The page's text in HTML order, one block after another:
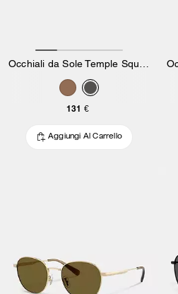
131 €
Aggiungi Al Carrello